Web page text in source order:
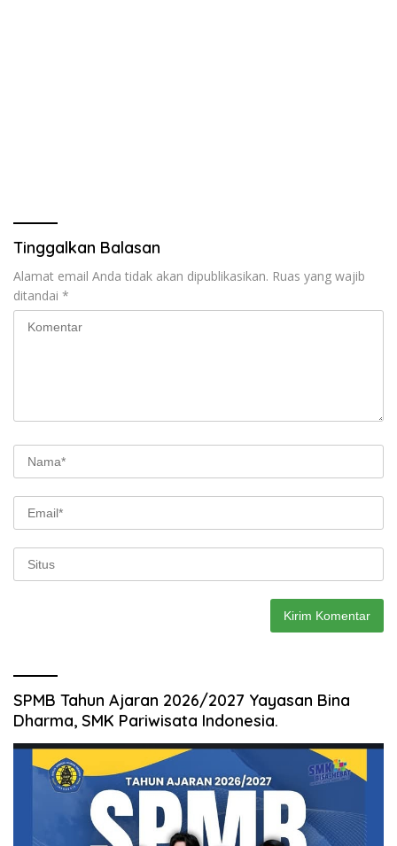
Tinggalkan Balasan
Alamat email Anda tidak akan dipublikasikan. Ruas yang wajib
ditandai *
SPMB Tahun Ajaran 2026/2027 Yayasan Bina
Dharma, SMK Pariwisata Indonesia.